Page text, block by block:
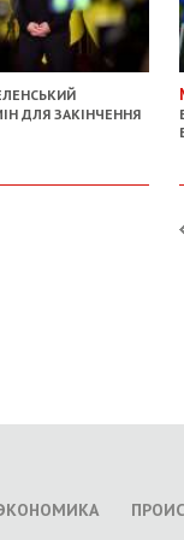
ДЛЯ ЗАКІНЧЕННЯ